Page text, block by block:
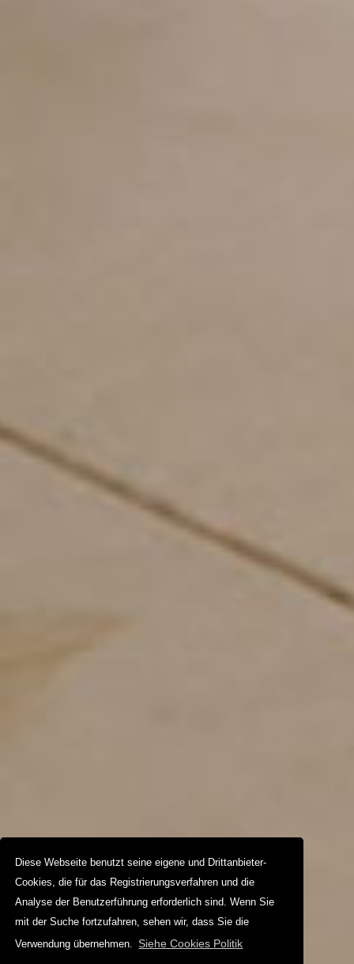
Diese Webseite benutzt seine eigene und Drittanbieter-
Cookies, die für das Registrierungsverfahren und die
Analyse der Benutzerführung erforderlich sind. Wenn Sie
mit der Suche fortzufahren, sehen wir, dass Sie die
Verwendung übernehmen. Siehe Cookies Politik